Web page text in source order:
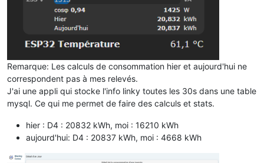
Remarque: Les calculs de consommation hier et aujourd'hui ne
correspondent pas à mes relevés.
J'ai une appli qui stocke l'info linky toutes les 30s dans une table
mysql. Ce qui me permet de faire des calculs et stats.
hier : D4 : 20832 kWh, moi : 16210 kWh
aujourd'hui: D4 : 20837 kWh, moi : 4668 kWh